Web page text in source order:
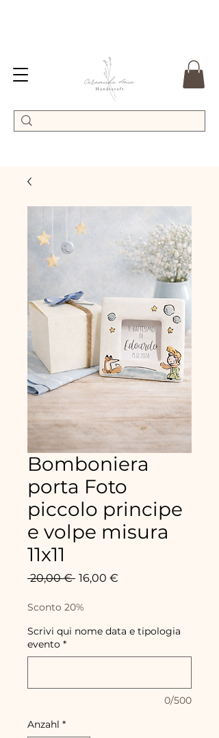
Bomboniera
porta Foto
piccolo principe
e volpe misura
11x11
20,00 € Standardpreis
16,00 €
Sconto 20%
Scrivi qui nome data e tipologia
evento *
0/500
Anzahl *